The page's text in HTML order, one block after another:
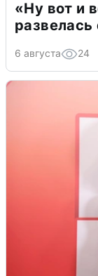
«Ну вот и
6 августа 24